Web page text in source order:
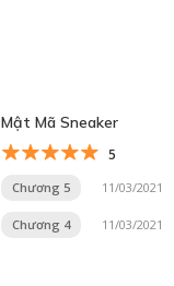
Mật Mã Sneaker
5
Chương 5 11/03/2021
Chương 4 11/03/2021